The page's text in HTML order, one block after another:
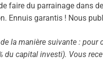
faire du parrainage dans
Ennuis garantis ! Nous
la manière suivante :
du capital investi). Vous